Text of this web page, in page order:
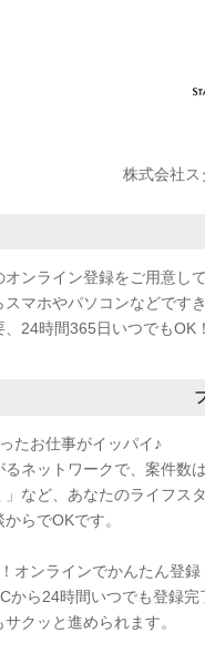
株式会社
ンライン登録をご用意して
スマホやパソコンなどです
、24時間365日いつでもOK！
たお仕事がイッパイ♪
るネットワークで、案件数
」など、あなたのライフ
らでOKです。
オンラインでかんたん登録
から24時間いつでも登録
クッと進められます。